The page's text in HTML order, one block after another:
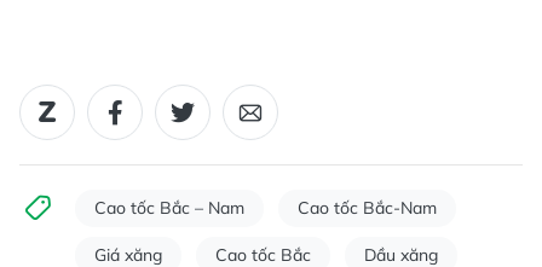
Cao tốc Bắc – Nam Cao tốc Bắc-Nam
Giá xăng Cao tốc Bắc Dầu xăng